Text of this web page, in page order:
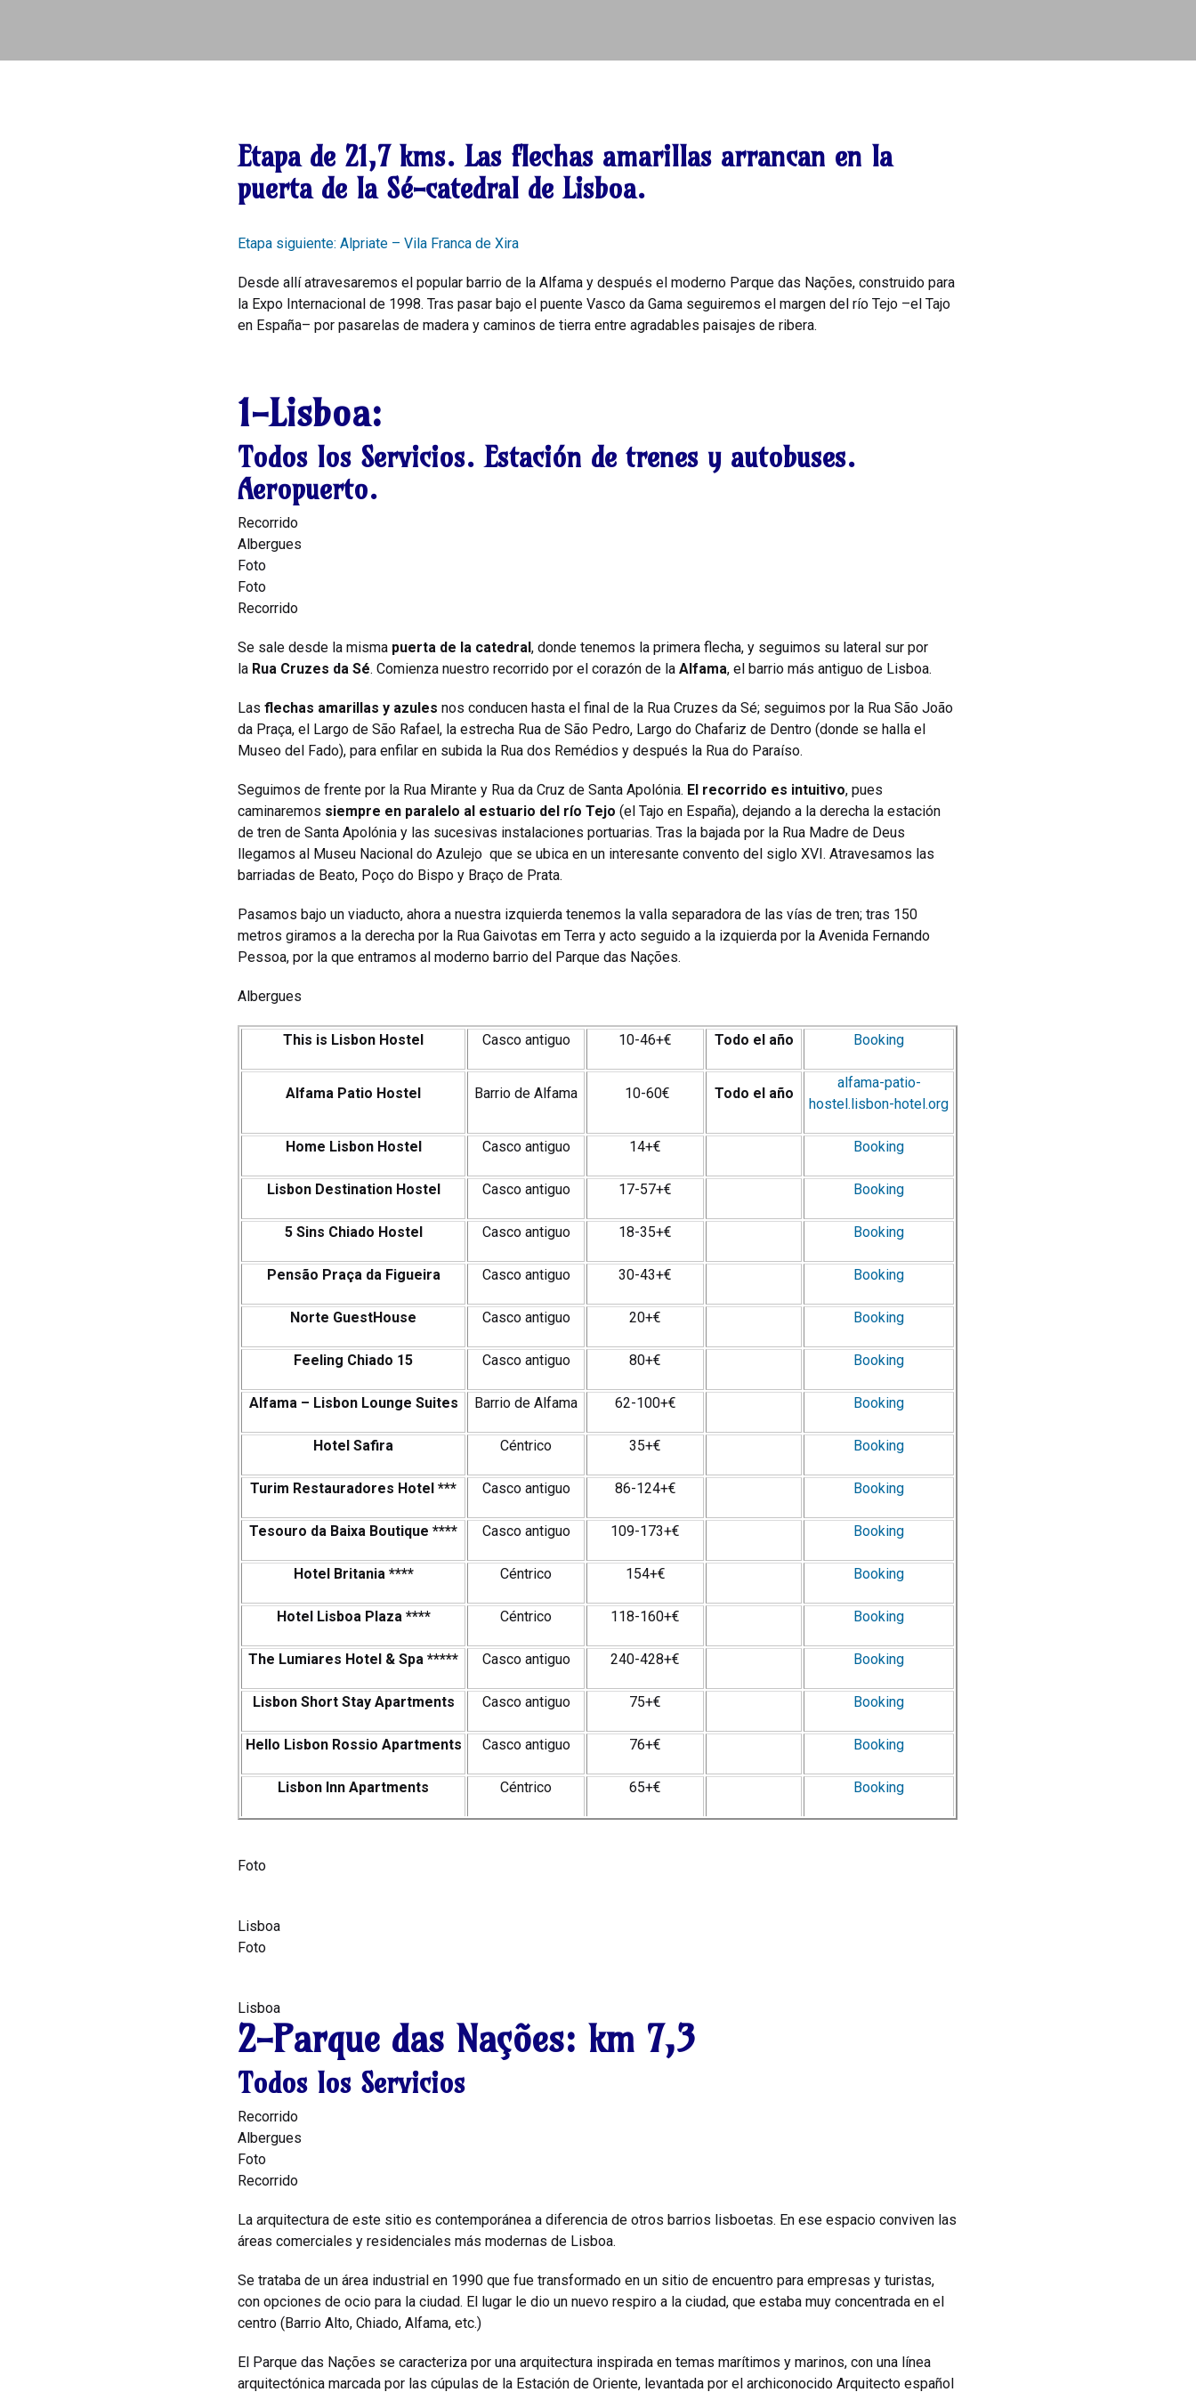
Etapa de 21,7 kms. Las flechas amarillas arrancan en la
puerta de la Sé-catedral de Lisboa.
Etapa siguiente: Alpriate – Vila Franca de Xira
Desde allí atravesaremos el popular barrio de la Alfama y después el moderno Parque das Nações, construido para
la Expo Internacional de 1998. Tras pasar bajo el puente Vasco da Gama seguiremos el margen del río Tejo –el Tajo
en España– por pasarelas de madera y caminos de tierra entre agradables paisajes de ribera.
1-Lisboa:
Todos los Servicios. Estación de trenes y autobuses.
Aeropuerto.
Recorrido
Albergues
Foto
Foto
Recorrido
Se sale desde la misma puerta de la catedral, donde tenemos la primera flecha, y seguimos su lateral sur por
la Rua Cruzes da Sé. Comienza nuestro recorrido por el corazón de laAlfama, el barrio más antiguo de Lisboa.
Lasflechas amarillas y azules nos conducen hasta el final de la Rua Cruzes da Sé; seguimos por la Rua São João
da Praça, el Largo de São Rafael, la estrecha Rua de São Pedro, Largo do Chafariz de Dentro (donde se halla el
Museo del Fado), para enfilar en subida la Rua dos Remédios y después la Rua do Paraíso.
Seguimos de frente por la Rua Mirante y Rua da Cruz de Santa Apolónia. El recorrido es intuitivo, pues
caminaremos siempre en paralelo al estuario del río Tejo (el Tajo en España), dejando a la derecha la estación
de tren de Santa Apolónia y las sucesivas instalaciones portuarias. Tras la bajada por la Rua Madre de Deus
llegamos al Museu Nacional do Azulejo que se ubica en un interesante convento del siglo XVI. Atravesamos las
barriadas de Beato, Poço do Bispo y Braço de Prata.
Pasamos bajo un viaducto, ahora a nuestra izquierda tenemos la valla separadora de las vías de tren; tras 150
metros giramos a la derecha por la Rua Gaivotas em Terra y acto seguido a la izquierda por la Avenida Fernando
Pessoa, por la que entramos al moderno barrio del Parque das Nações.
Albergues
This is Lisbon Hostel Casco antiguo 10-46+€ Todo el año Booking
Alfama Patio Hostel Barrio de Alfama 10-60€ Todo el año
alfama-patio-
hostel.lisbon-hotel.org
Home Lisbon Hostel Casco antiguo 14+€ Booking
Lisbon Destination Hostel Casco antiguo 17-57+€ Booking
5 Sins Chiado Hostel Casco antiguo 18-35+€ Booking
Pensão Praça da Figueira Casco antiguo 30-43+€ Booking
Norte GuestHouse Casco antiguo 20+€ Booking
Feeling Chiado 15 Casco antiguo 80+€ Booking
Alfama – Lisbon Lounge Suites Barrio de Alfama 62-100+€ Booking
Hotel Safira Céntrico 35+€ Booking
Turim Restauradores Hotel *** Casco antiguo 86-124+€ Booking
Tesouro da Baixa Boutique **** Casco antiguo 109-173+€ Booking
Hotel Britania **** Céntrico 154+€ Booking
Hotel Lisboa Plaza **** Céntrico 118-160+€ Booking
The Lumiares Hotel & Spa ***** Casco antiguo 240-428+€ Booking
Lisbon Short Stay Apartments Casco antiguo 75+€ Booking
Hello Lisbon Rossio Apartments Casco antiguo 76+€ Booking
Lisbon Inn Apartments Céntrico 65+€ Booking
Foto
Lisboa
Foto
Lisboa
2-Parque das Nações:km 7,3
Todos los Servicios
Recorrido
Albergues
Foto
Recorrido
La arquitectura de este sitio es contemporánea a diferencia de otros barrios lisboetas. En ese espacio conviven las
áreas comerciales y residenciales más modernas de Lisboa.
Se trataba de un área industrial en 1990 que fue transformado en un sitio de encuentro para empresas y turistas,
con opciones de ocio para la ciudad. El lugar le dio un nuevo respiro a la ciudad, que estaba muy concentrada en el
centro (Barrio Alto, Chiado, Alfama, etc.)
El Parque das Nações se caracteriza por una arquitectura inspirada en temas marítimos y marinos, con una línea
arquitectónica marcada por las cúpulas de la Estación de Oriente, levantada por el archiconocido Arquitecto español